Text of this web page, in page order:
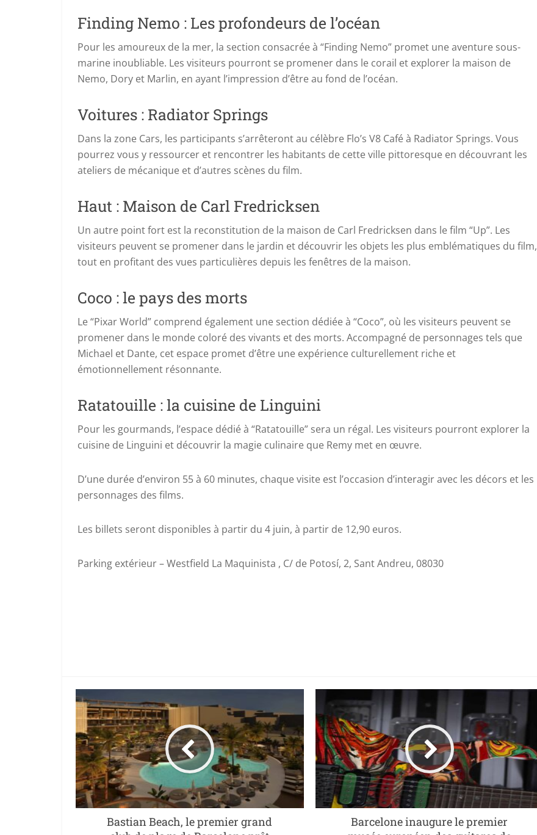
Finding Nemo : Les profondeurs de l’océan
Pour les amoureux de la mer, la section consacrée à “Finding Nemo” promet une aventure sous-
marine inoubliable. Les visiteurs pourront se promener dans le corail et explorer la maison de
Nemo, Dory et Marlin, en ayant l’impression d’être au fond de l’océan.
Voitures : Radiator Springs
Dans la zone Cars, les participants s’arrêteront au célèbre Flo’s V8 Café à Radiator Springs. Vous
pourrez vous y ressourcer et rencontrer les habitants de cette ville pittoresque en découvrant les
ateliers de mécanique et d’autres scènes du film.
Haut : Maison de Carl Fredricksen
Un autre point fort est la reconstitution de la maison de Carl Fredricksen dans le film “Up”. Les
visiteurs peuvent se promener dans le jardin et découvrir les objets les plus emblématiques du film,
tout en profitant des vues particulières depuis les fenêtres de la maison.
Coco : le pays des morts
Le “Pixar World” comprend également une section dédiée à “Coco”, où les visiteurs peuvent se
promener dans le monde coloré des vivants et des morts. Accompagné de personnages tels que
Michael et Dante, cet espace promet d’être une expérience culturellement riche et
émotionnellement résonnante.
Ratatouille : la cuisine de Linguini
Pour les gourmands, l’espace dédié à “Ratatouille” sera un régal. Les visiteurs pourront explorer la
cuisine de Linguini et découvrir la magie culinaire que Remy met en œuvre.
D’une durée d’environ 55 à 60 minutes, chaque visite est l’occasion d’interagir avec les décors et les
personnages des films.
Les billets seront disponibles à partir du 4 juin, à partir de 12,90 euros.
Parking extérieur – Westfield La Maquinista , C/ de Potosí, 2, Sant Andreu, 08030
Bastian Beach, le premier grand
Barcelone inaugure le premier